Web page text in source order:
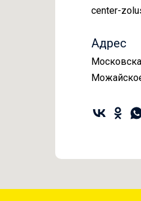
center-
Адрес